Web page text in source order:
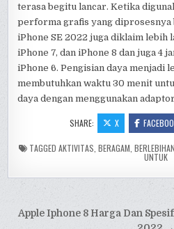
terasa begitu lancar. Ketika
performa grafis yang diprosesnya
iPhone SE 2022 juga diklaim lebih
iPhone 7, dan iPhone 8 dan juga 4
iPhone 6. Pengisian daya menjadi
membutuhkan waktu 30 menit
daya dengan menggunakan
SHARE: X
TAGGED AKTIVITAS BERAGAM BERLEBIHAN
UNTUK
Post
Apple Iphone 8 Harga Dan